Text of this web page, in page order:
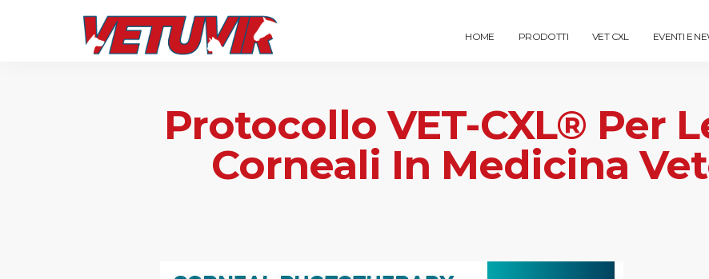
HOME PRODOTTI VET CXL EVENTI E
Protocollo VET-CXL® Per
Corneali In Medicina